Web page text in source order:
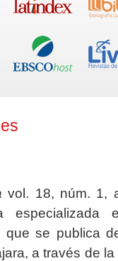
vol. 18, núm. 1,
especializada
que se publica
a través de